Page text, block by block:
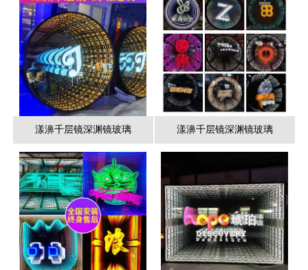
漾濞千层镜深渊镜玻璃 漾濞千层镜深渊镜玻璃